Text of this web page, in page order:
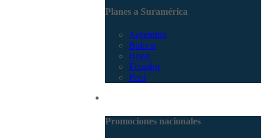
Planes a Suramérica
Argentina
Bolivia
Brasil
Ecuador
Perú
Promociones nacionales